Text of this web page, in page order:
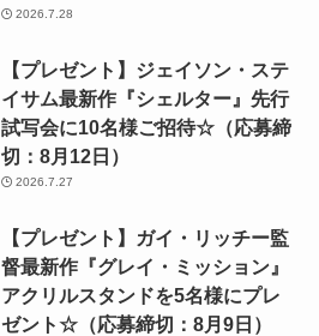
2026.7.28
【プレゼント】ジェイソン・ステ
イサム最新作『シェルター』先行
試写会に10名様ご招待☆（応募締
切：8月12日）
2026.7.27
【プレゼント】ガイ・リッチー監
督最新作『グレイ・ミッション』
アクリルスタンドを5名様にプレ
ゼント☆（応募締切：8月9日）